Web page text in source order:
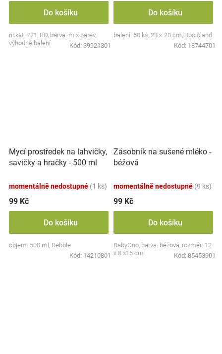
Do košíku
nr.kat. 721, BO, barva: mix barev,
výhodné balení
Kód: 39921301
Do košíku
balení: 50 ks, 23 × 20 cm, Bocioland
Kód: 18744701
Mycí prostředek na lahvičky,
savičky a hračky - 500 ml
momentálně nedostupné (1 ks)
99 Kč
Do košíku
objem: 500 ml, Bebble
Kód: 14210801
Zásobník na sušené mléko -
béžová
momentálně nedostupné (9 ks)
99 Kč
Do košíku
BabyOno, barva: béžová, rozměr: 12
x 8 x15 cm
Kód: 85453901